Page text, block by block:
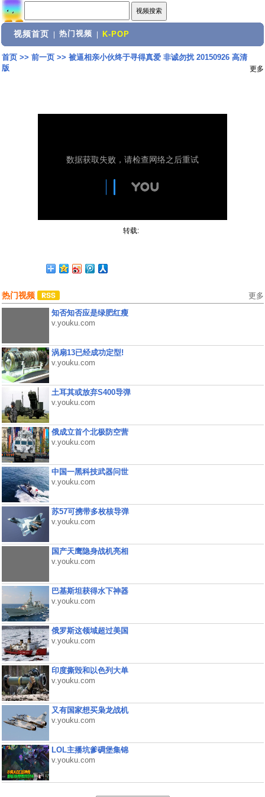
视频首页 热门视频 K-POP
首页>> 前一页>> 被逼相亲小伙终于寻得真爱 非诚勿扰 20150926 高清
版
更多
转载:
热门视频 更多
知否知否应是绿肥红瘦
v.youku.com
涡扇13已经成功定型!
v.youku.com
土耳其或放弃S400导弹
v.youku.com
俄成立首个北极防空营
v.youku.com
中国一黑科技武器问世
v.youku.com
苏57可携带多枚核导弹
v.youku.com
国产天鹰隐身战机亮相
v.youku.com
巴基斯坦获得水下神器
v.youku.com
俄罗斯这领域超过美国
v.youku.com
印度撕毁和以色列大单
v.youku.com
又有国家想买枭龙战机
v.youku.com
LOL主播坑爹碉堡集锦
v.youku.com